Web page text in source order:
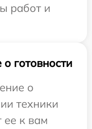
работ и
готовности
о
техники
ее к вам